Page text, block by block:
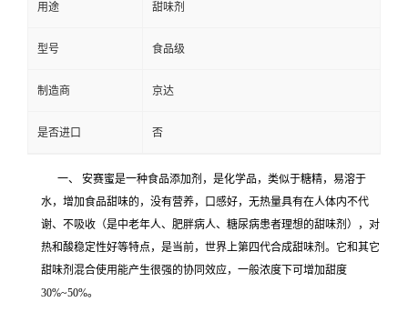
用途 甜味剂
型号 食品级
制造商 京达
是否进口 否
一、 安赛蜜是一种食品添加剂，是化学品，类似于糖精，易溶于
水，增加食品甜味的，没有营养，口感好，无热量具有在人体内不代
谢、不吸收（是中老年人、肥胖病人、糖尿病患者理想的甜味剂），对
热和酸稳定性好等特点，是当前，世界上第四代合成甜味剂。它和其它
甜味剂混合使用能产生很强的协同效应，一般浓度下可增加甜度
30%~50%。